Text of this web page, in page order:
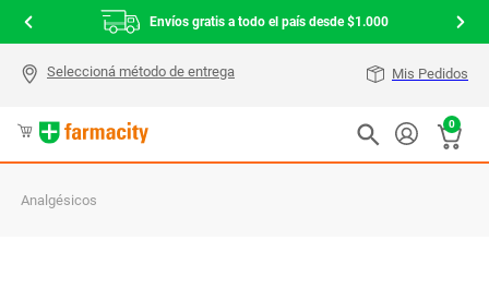
Envíos gratis a todo el país desde $1.000
Mis Pedidos
0
Analgésicos